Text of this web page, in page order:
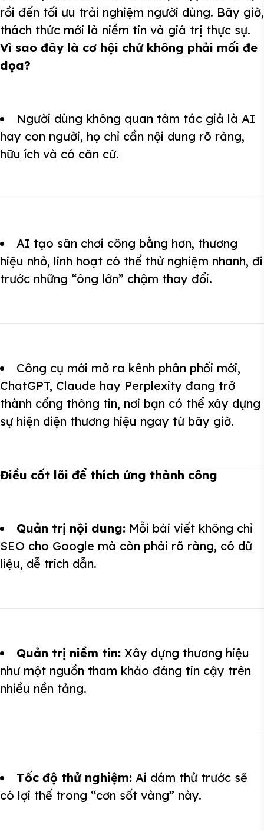
rồi đến tối ưu trải nghiệm người dùng. Bây giờ,
thách thức mới là niềm tin và giá trị thực sự.
Vì sao đây là cơ hội chứ không phải mối đe
dọa?
Người dùng không quan tâm tác giả là AI
hay con người, họ chỉ cần nội dung rõ ràng,
hữu ích và có căn cứ.
AI tạo sân chơi công bằng hơn, thương
hiệu nhỏ, linh hoạt có thể thử nghiệm nhanh, đi
trước những “ông lớn” chậm thay đổi.
Công cụ mới mở ra kênh phân phối mới,
ChatGPT, Claude hay Perplexity đang trở
thành cổng thông tin, nơi bạn có thể xây dựng
sự hiện diện thương hiệu ngay từ bây giờ.
Điều cốt lõi để thích ứng thành công
Quản trị nội dung: Mỗi bài viết không chỉ
SEO cho Google mà còn phải rõ ràng, có dữ
liệu, dễ trích dẫn.
Quản trị niềm tin: Xây dựng thương hiệu
như một nguồn tham khảo đáng tin cậy trên
nhiều nền tảng.
Tốc độ thử nghiệm: Ai dám thử trước sẽ
có lợi thế trong “cơn sốt vàng” này.